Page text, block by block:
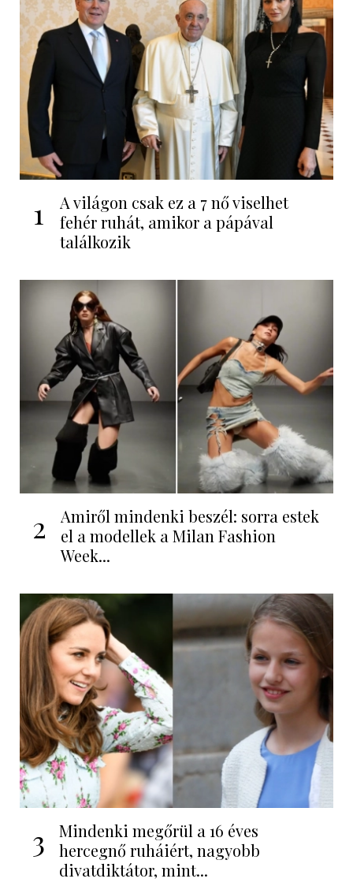
1
A világon csak ez a 7 nő viselhet
fehér ruhát, amikor a pápával
találkozik
2
Amiről mindenki beszél: sorra estek
el a modellek a Milan Fashion
Week...
3
Mindenki megőrül a 16 éves
hercegnő ruháiért, nagyobb
divatdiktátor, mint...